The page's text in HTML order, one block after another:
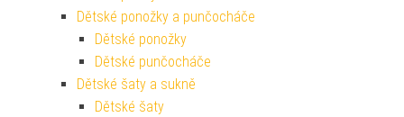
Dětské ponožky a punčocháče
Dětské ponožky
Dětské punčocháče
Dětské šaty a sukně
Dětské šaty